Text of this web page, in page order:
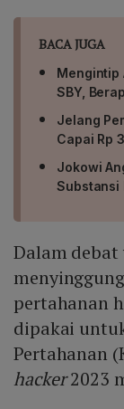
BACA JUGA
Mengintip
SBY,
Jelang
Capai Rp
Jokowi
Substansi
Dalam debat
pertahanan
dipakai
Pertahanan
hacker2023